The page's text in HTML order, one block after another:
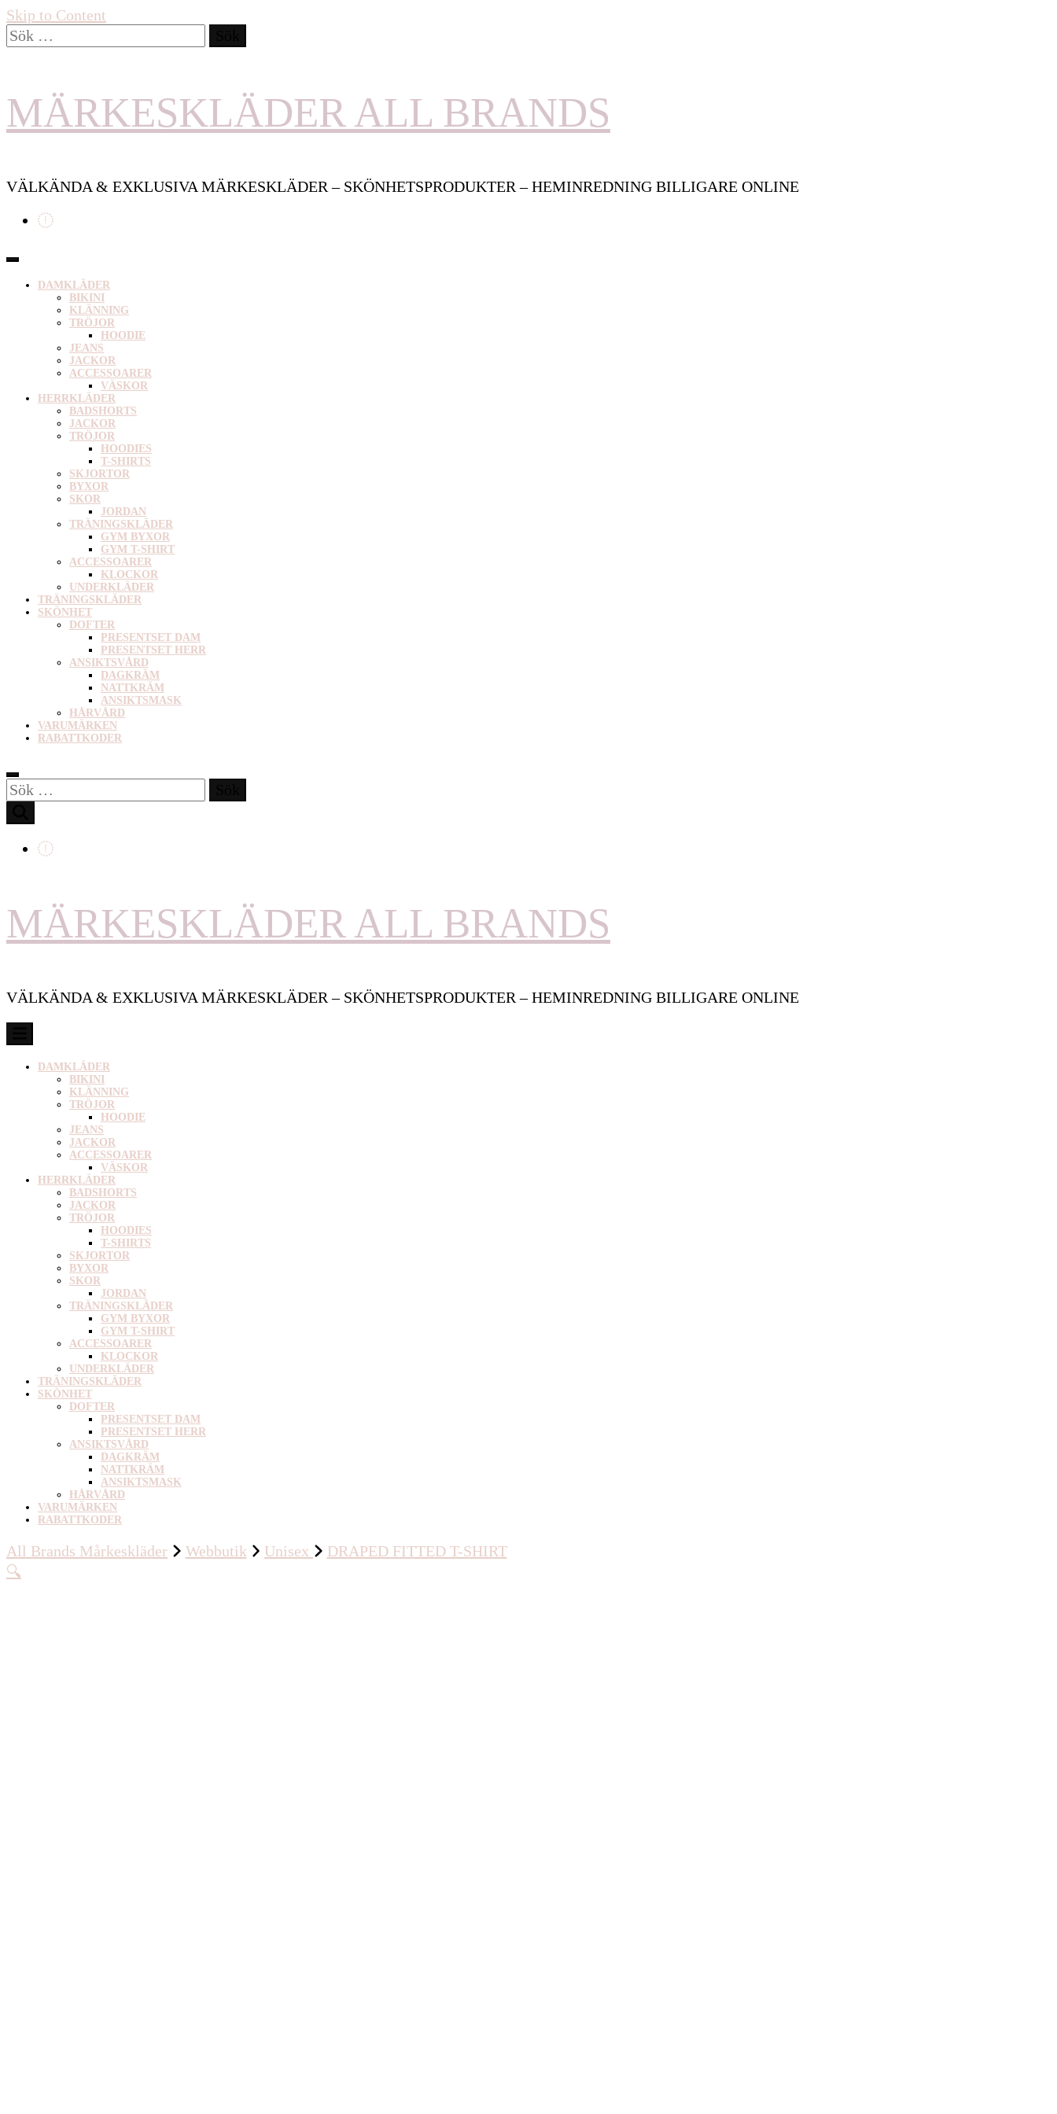
Skip to Content
Sök
efter:
MÄRKESKLÄDER ALL BRANDS
VÄLKÄNDA & EXKLUSIVA MÄRKESKLÄDER – SKÖNHETSPRODUKTER – HEMINREDNING BILLIGARE ONLINE
DAMKLÄDER
BIKINI
KLÄNNING
TRÖJOR
HOODIE
JEANS
JACKOR
ACCESSOARER
VÄSKOR
HERRKLÄDER
BADSHORTS
JACKOR
TRÖJOR
HOODIES
T-SHIRTS
SKJORTOR
BYXOR
SKOR
JORDAN
TRÄNINGSKLÄDER
GYM BYXOR
GYM T-SHIRT
ACCESSOARER
KLOCKOR
UNDERKLÄDER
TRÄNINGSKLÄDER
SKÖNHET
DOFTER
PRESENTSET DAM
PRESENTSET HERR
ANSIKTSVÅRD
DAGKRÄM
NATTKRÄM
ANSIKTSMASK
HÅRVÅRD
VARUMÄRKEN
RABATTKODER
Sök
efter:
MÄRKESKLÄDER ALL BRANDS
VÄLKÄNDA & EXKLUSIVA MÄRKESKLÄDER – SKÖNHETSPRODUKTER – HEMINREDNING BILLIGARE ONLINE
DAMKLÄDER
BIKINI
KLÄNNING
TRÖJOR
HOODIE
JEANS
JACKOR
ACCESSOARER
VÄSKOR
HERRKLÄDER
BADSHORTS
JACKOR
TRÖJOR
HOODIES
T-SHIRTS
SKJORTOR
BYXOR
SKOR
JORDAN
TRÄNINGSKLÄDER
GYM BYXOR
GYM T-SHIRT
ACCESSOARER
KLOCKOR
UNDERKLÄDER
TRÄNINGSKLÄDER
SKÖNHET
DOFTER
PRESENTSET DAM
PRESENTSET HERR
ANSIKTSVÅRD
DAGKRÄM
NATTKRÄM
ANSIKTSMASK
HÅRVÅRD
VARUMÄRKEN
RABATTKODER
All Brands Mårkeskläder Webbutik Unisex
DRAPED FITTED T-SHIRT
🔍